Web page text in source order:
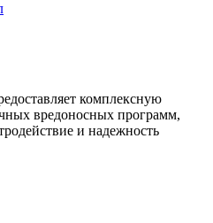
комплексную
вредоносных программ,
и надежность